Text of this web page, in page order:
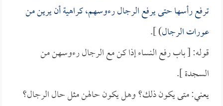
ترفع رأسها حتى يرفع الرجال رءوسهم، كراهية أن يرين من
عورات الرجال) ].
قوله: [ باب رفع النساء إذا كن مع الرجال رءوسهن من
السجدة ].
يعني: متى يكون ذلك؟ وهل يكون حالهن مثل حال الرجال؟